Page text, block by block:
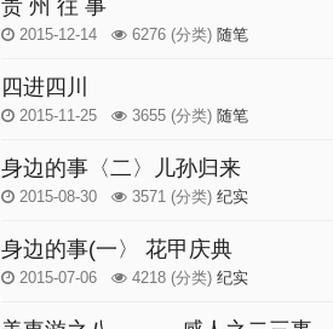
贵 州 往 事
2015-12-14 6276 (分类) 随笔
四进四川
2015-11-25 3655 (分类) 随笔
身边的事〈二〉儿孙归来
2015-08-30 3571 (分类) 纪实
身边的事(一〉 花甲庆典
2015-07-06 4218 (分类) 纪实